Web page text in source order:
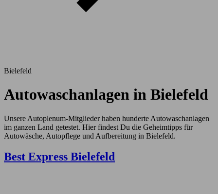
Bielefeld
Autowaschanlagen in Bielefeld
Unsere Autoplenum-Mitglieder haben hunderte Autowaschanlagen
im ganzen Land getestet. Hier findest Du die Geheimtipps für
Autowäsche, Autopflege und Aufbereitung in Bielefeld.
Best Express Bielefeld